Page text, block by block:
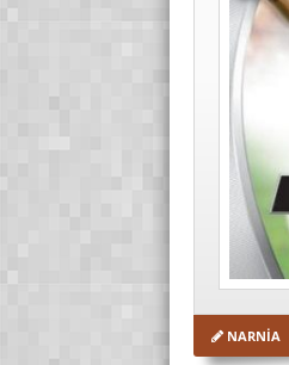
NARNIA